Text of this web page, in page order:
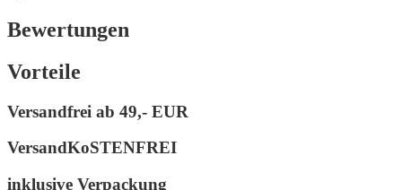
Bewertungen
Vorteile
Versandfrei ab 49,- EUR
VersandKoSTENFREI
inklusive Verpackung